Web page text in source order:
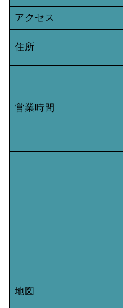
アクセス
住所
営業時間
地図